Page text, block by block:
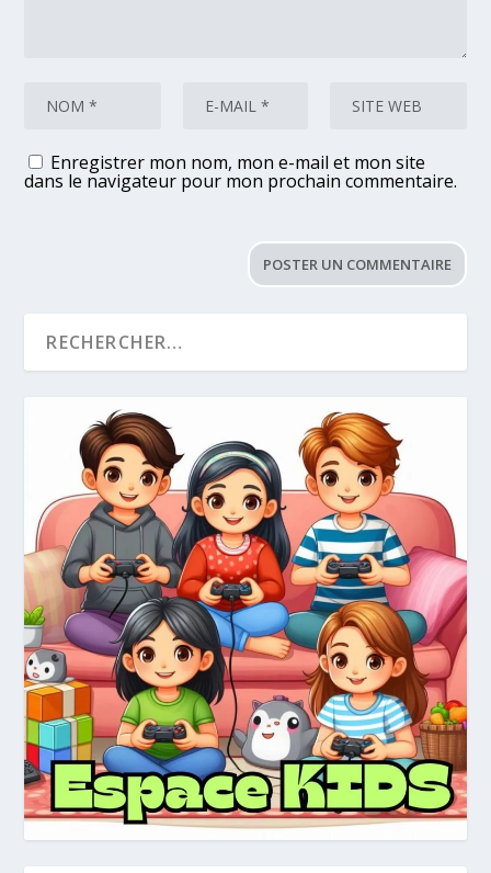
Enregistrer mon nom, mon e-mail et mon site
dans le navigateur pour mon prochain commentaire.